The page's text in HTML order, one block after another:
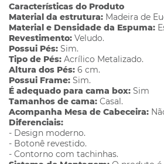
Características do Produto
Material da estrutura: Madeira de
Material e Densidade da Espuma:
Revestimento: Veludo.
Possui Pés: Sim.
Tipo de Pés: Acrílico Metalizado.
Altura dos Pés: 6 cm.
Possui Frame: Sim.
É adequado para cama box: Sim
Tamanhos de cama: Casal.
Acompanha Mesa de Cabeceira:
Diferenciais:
- Design moderno.
- Botonê revestido.
- Contorno com tachinhas.